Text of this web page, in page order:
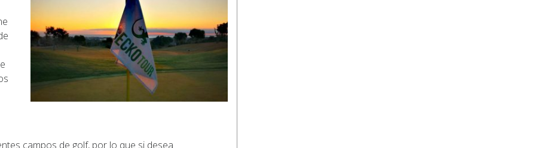
campos de golf, por lo que si desea